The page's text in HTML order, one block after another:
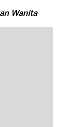
Wanita